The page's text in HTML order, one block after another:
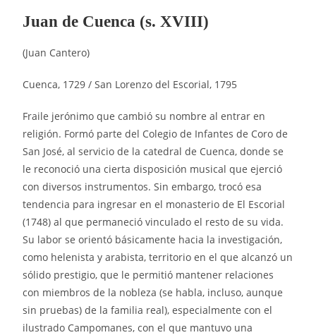
Juan de Cuenca (s. XVIII)
(Juan Cantero)
Cuenca, 1729 / San Lorenzo del Escorial, 1795
Fraile jerónimo que cambió su nombre al entrar en
religión. Formó parte del Colegio de Infantes de Coro de
San José, al servicio de la catedral de Cuenca, donde se
le reconoció una cierta disposición musical que ejerció
con diversos instrumentos. Sin embargo, trocó esa
tendencia para ingresar en el monasterio de El Escorial
(1748) al que permaneció vinculado el resto de su vida.
Su labor se orientó básicamente hacia la investigación,
como helenista y arabista, territorio en el que alcanzó un
sólido prestigio, que le permitió mantener relaciones
con miembros de la nobleza (se habla, incluso, aunque
sin pruebas) de la familia real), especialmente con el
ilustrado Campomanes, con el que mantuvo una